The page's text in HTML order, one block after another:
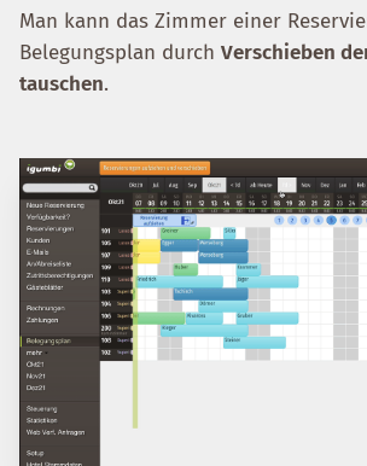
Man kann das Zimmer einer
Belegungsplan durch Verschieben
tauschen.